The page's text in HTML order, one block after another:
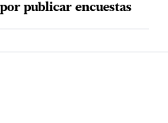
publicar encuestas